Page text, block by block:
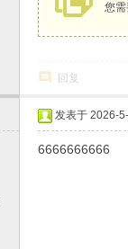
您
回复
发表于 2026-
6666666666